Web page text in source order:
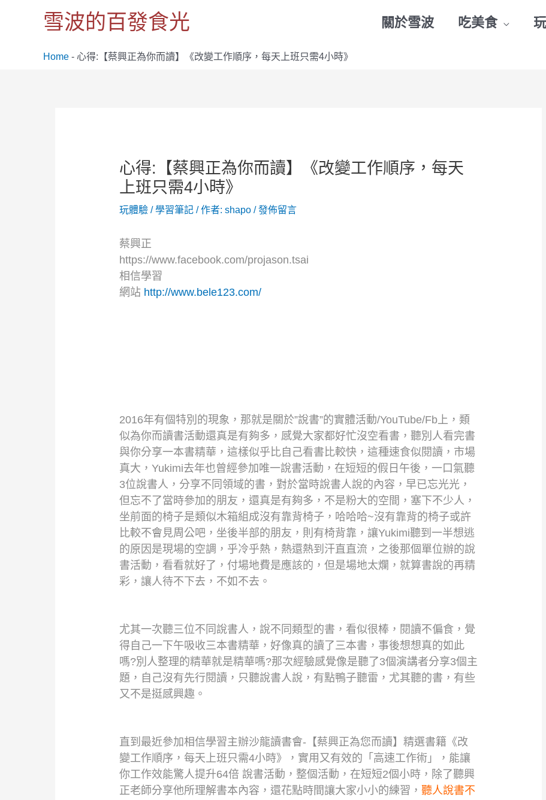
雪波的百發食光 關於雪波 吃美食
Home - 心得:【蔡興正為你而讀】《改變工作順序，每天上班只需4小時》
心得:【蔡興正為你而讀】《改變工作順序，每天
上班只需4小時》
玩體驗/學習筆記/ 作者: shapo /發佈留言
蔡興正
https://www.facebook.com/projason.tsai
相信學習
網站 http://www.bele123.com/
2016年有個特別的現象，那就是關於”說書”的實體活動/YouTube/Fb上，類
似為你而讀書活動還真是有夠多，感覺大家都好忙沒空看書，聽別人看完書
與你分享一本書精華，這樣似乎比自己看書比較快，這種速食似閱讀，市場
真大，Yukimi去年也曾經參加唯一說書活動，在短短的假日午後，一口氣聽
3位說書人，分享不同領域的書，對於當時說書人說的內容，早已忘光光，
但忘不了當時參加的朋友，還真是有夠多，不是粉大的空間，塞下不少人，
坐前面的椅子是類似木箱組成沒有靠背椅子，哈哈哈~沒有靠背的椅子或許
比較不會見周公吧，坐後半部的朋友，則有椅背靠，讓Yukimi聽到一半想逃
的原因是現場的空調，乎冷乎熱，熱還熱到汗直直流，之後那個單位辦的說
書活動，看看就好了，付場地費是應該的，但是場地太爛，就算書說的再精
彩，讓人待不下去，不如不去。
尤其一次聽三位不同說書人，說不同類型的書，看似很棒，閱讀不偏食，覺
得自己一下午吸收三本書精華，好像真的讀了三本書，事後想想真的如此
嗎?別人整理的精華就是精華嗎?那次經驗感覺像是聽了3個演講者分享3個主
題，自己沒有先行閱讀，只聽說書人說，有點鴨子聽雷，尤其聽的書，有些
又不是挺感興趣。
直到最近參加相信學習主辦沙龍讀書會-【蔡興正為您而讀】精選書籍《改
變工作順序，每天上班只需4小時》，實用又有效的「高速工作術」，能讓
你工作效能驚人提升64倍 說書活動，整個活動，在短短2個小時，除了聽興
正老師分享他所理解書本內容，還花點時間讓大家小小的練習， 聽人說書不